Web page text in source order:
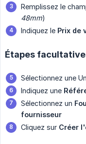
Remplissez le
48mm)
Indiquez le Prix de
Étapes
Sélectionnez une
Indiquez une
Sélectionnez un
fournisseur
Cliquez sur Créer